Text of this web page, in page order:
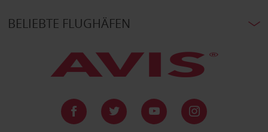
BELIEBTE FLUGHÄFEN